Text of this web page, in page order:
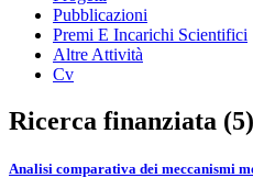
Pubblicazioni
Premi E Incarichi Scientifici
Altre Attività
Cv
Ricerca finanziata (5)
Analisi comparativa dei meccanismi